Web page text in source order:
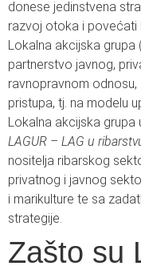
donese jedinstvena
razvoj otoka i povećati
Lokalna akcijska grupa
partnerstvo javnog,
ravnopravnom odnosu,
pristupa, tj. na modelu
Lokalna akcijska grupa
LAGUR – LAG u
nositelja ribarskog
privatnog i javnog
i marikulture te sa
strategije.
Zašto su